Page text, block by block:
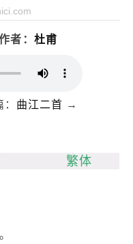
者： 杜甫
曲江二首 →
繁体